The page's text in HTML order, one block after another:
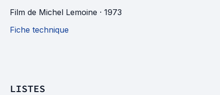
Film de Michel Lemoine · 1973
Fiche technique
LISTES